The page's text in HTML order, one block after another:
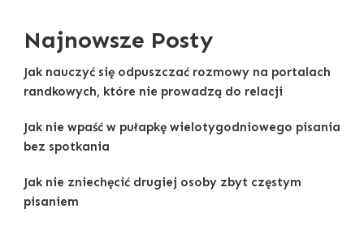
Najnowsze Posty
Jak nauczyć się odpuszczać rozmowy na portalach
randkowych, które nie prowadzą do relacji
Jak nie wpaść w pułapkę wielotygodniowego pisania
bez spotkania
Jak nie zniechęcić drugiej osoby zbyt częstym
pisaniem